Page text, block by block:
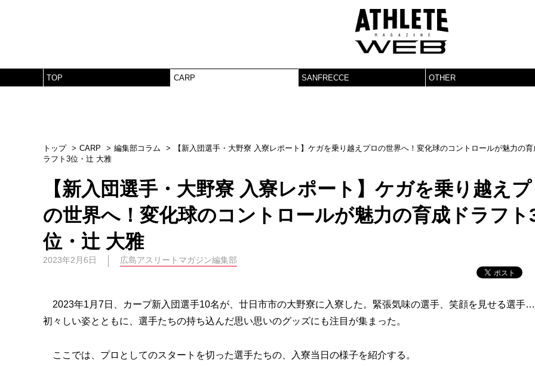
TOP CARP SANFRECCE OTHER
トップ CARP 編集部コラム
【新入団選手・大野寮 入寮レポート】ケガを乗り越えプロの世界へ！変化球のコントロールが魅力の育
ラフト3位・辻 大雅
【新入団選手・大野寮 入寮レポート】ケガを乗り越え
の世界へ！変化球のコントロールが魅力の育成ドラフト
位・辻 大雅
2023年2月6日 広島アスリートマガジン編集部
2023年1月7日、カープ新入団選手10名が、廿日市市の大野寮に入寮した。緊張気味の選手、笑顔を見せる選
初々しい姿とともに、選手たちの持ち込んだ思い思いのグッズにも注目が集まった。
ここでは、プロとしてのスタートを切った選手たちの、入寮当日の様子を紹介する。